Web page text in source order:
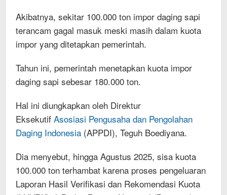
Akibatnya, sekitar 100.000 ton impor daging sapi
terancam gagal masuk meski masih dalam kuota
impor yang ditetapkan pemerintah.
Tahun ini, pemerintah menetapkan kuota impor
daging sapi sebesar 180.000 ton.
Hal ini diungkapkan oleh Direktur
Eksekutif Asosiasi Pengusaha dan Pengolahan
Daging Indonesia (APPDI), Teguh Boediyana.
Dia menyebut, hingga Agustus 2025, sisa kuota
100.000 ton terhambat karena proses pengeluaran
Laporan Hasil Verifikasi dan Rekomendasi Kuota